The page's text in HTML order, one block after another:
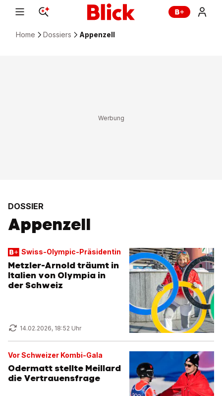
Home Dossiers Appenzell
DOSSIER
Appenzell
Swiss-Olympic-Präsidentin
Metzler-Arnold träumt in
Italien von Olympia in
der Schweiz
14.02.2026, 18:52 Uhr
Vor Schweizer Kombi-Gala
Odermatt stellte Meillard
die Vertrauensfrage